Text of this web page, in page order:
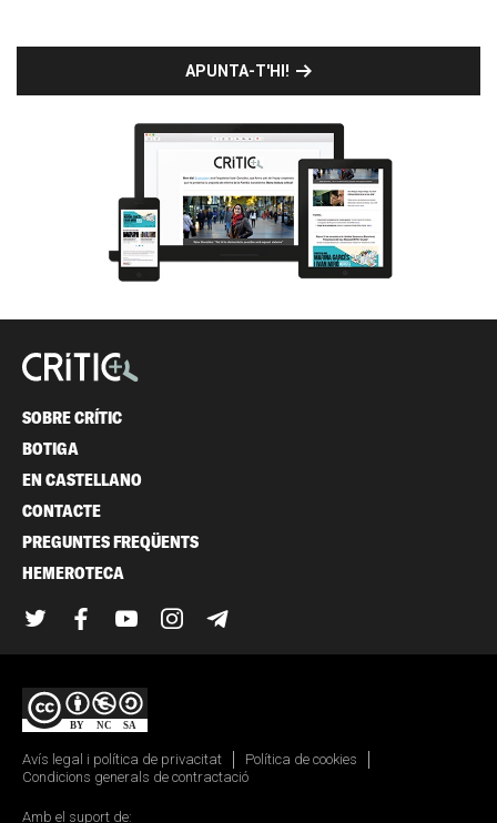
APUNTA-T'HI!
SOBRE CRÍTIC
BOTIGA
EN CASTELLANO
CONTACTE
PREGUNTES FREQÜENTS
HEMEROTECA
TwitterFacebook
YouTubeInstagram
Avís legal i política de privacitat
Política de cookies
Condicions generals de contractació
Amb el suport de: